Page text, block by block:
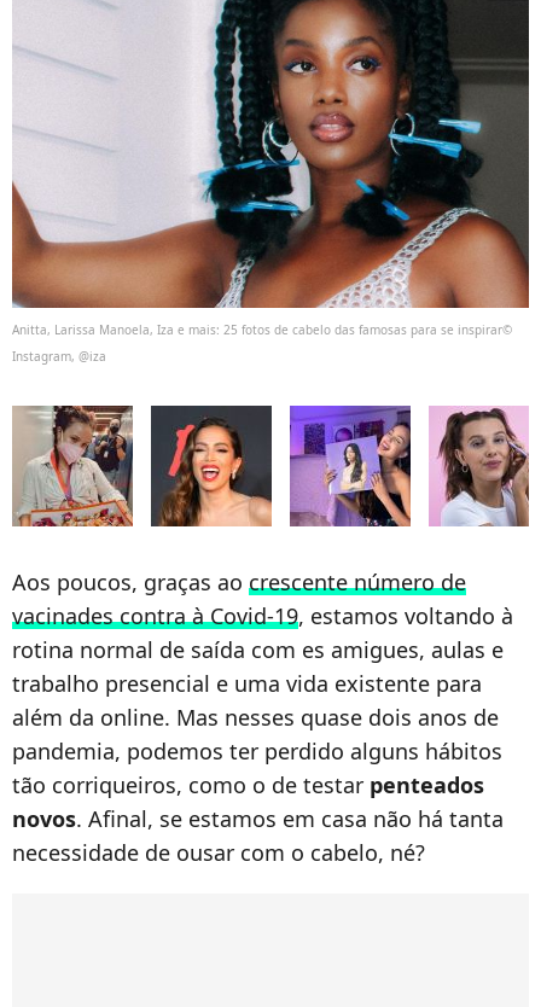
Anitta, Larissa Manoela, Iza e mais: 25 fotos de cabelo das famosas para se inspirar©
Instagram, @iza
Aos poucos, graças ao crescente número de
vacinades contra à Covid-19, estamos voltando à
rotina normal de saída com es amigues, aulas e
trabalho presencial e uma vida existente para
além da online. Mas nesses quase dois anos de
pandemia, podemos ter perdido alguns hábitos
tão corriqueiros, como o de testar penteados
novos. Afinal, se estamos em casa não há tanta
necessidade de ousar com o cabelo, né?